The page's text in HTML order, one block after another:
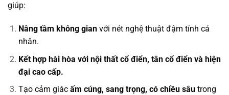
giúp:
Nâng tầm không gianvới nét nghệ thuật đậm tính cá
nhân.
Kết hợp hài hòa với nội thất cổ điển, tân cổ điển và hiện
đại cao cấp.
Tạo cảm giác ấm cúng, sang trọng, có chiều sâutrong